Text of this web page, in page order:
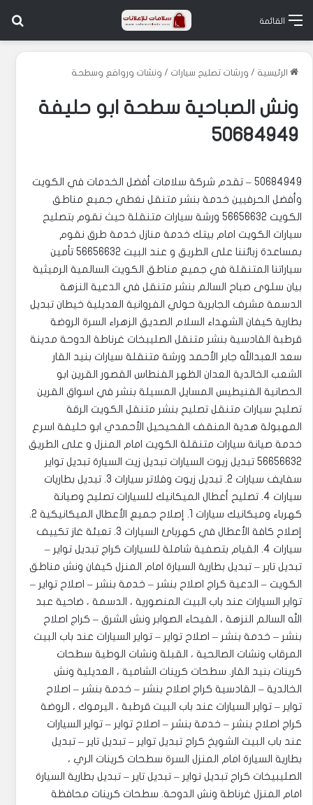
القائمة
الرئيسية / ورشات تصليح سيارات / ونشات وروافع وسطحة
ونش الصباحية سطحة ابو حليفة
50684949
50684949 – تقدم شركة سلامات أفضل الخدمات في الكويت
وأفضل الحرفيين خدمة بنشر متنقل نغطي جميع مناطق
الكويت 56656632 ورشة سيارات متنقلة حيث نقوم بتصليح
سيارات الكويت امام بيتك خدمة منازل خدمة طرق نقوم
بمساعدة زبائننا على الطريق و عند البيت 56656632 تأمين
سياراتنا المتنقلة في جميع مناطق الكويت السالمية الرميثية
بيان سلوى صباح السالم بنشر متنقل في الدعية النزهة
الدسمة مشرف الجابرية حولي الفروانية العديلية خيطان تبديل
بطارية كيفان الشهداء السلام الصديق الزهراء السرة الروضة
قرطبة القادسية بنشر متنقل الصليبخات غرناطة الدوحة مدينة
سعد العبدالله جابر الأحمد ورشة متنقلة سيارات بنيد القار
الشعب الخالدية العدان الظهر الفنطاس القصور القرين ابو
الحصانية الفنيطيس المسايل المسيلة بنشر في اسواق القرين
تصليح سيارات متنقل تصليح بنشر متنقل الكويت الرقة
المهبولة هدية المنقف الفحيحيل الأحمدي ابو حليفة اسرع
خدمة صيانة سيارات متنقلة الكويت امام المنزل و على الطريق
56656632 تبديل زيوت السيارات تبديل زيت السيارة تبديل تواير
سفايف سيارات 2. تبديل زيوت وفلاتر سيارات 3. تبديل بطاريات
سيارات 4. تصليح أعطال الميكانيك للسيارات ‎تصليح وصيانة
كهرباء وميكانيك سيارات 1. إصلاح جميع الأعطال الميكانيكية 2.
إصلاح كافة الأعطال في كهربائ السيارات 3. تعبئة غاز تكييف
سيارات 4. القيام بتصفية شاملة للسيارات ‎كراج تبديل تواير –
تبديل تاير – تبديل بطارية السيارة امام المنزل كيفان ونش مناطق
الكويت – الدعية كراج اصلاح بنشر – خدمة بنشر – اصلاح تواير –
تواير السيارات عند باب البيت المنصورية ، الدسمة ، ضاحية عبد
الله السالم النزهة ، الفيحاء ‎الصوابر ونش الشرق – كراج اصلاح
بنشر – خدمة بنشر – اصلاح تواير – تواير السيارات عند باب البيت
المرقاب ونشات الصالحية ، القبلة ونشات الوطية سطحات
كرينات بنيد القار. ‎سطحات كرينات الشامية ، العديلية ونش
الخالدية – القادسية كراج اصلاح بنشر – خدمة بنشر – اصلاح
تواير – تواير السيارات عند باب البيت قرطبة ، اليرموك ، الروضة
كراج اصلاح بنشر – خدمة بنشر – اصلاح تواير – تواير السيارات
عند باب البيت الشويخ كراج تبديل تواير – تبديل تاير – تبديل
بطارية السيارة امام المنزل السرة سطحات كرينات الري ،
الصليبيخات كراج تبديل تواير – تبديل تاير – تبديل بطارية السيارة
امام المنزل غرناطة ونش الدوحة. ‎سطحات كرينات محافظة